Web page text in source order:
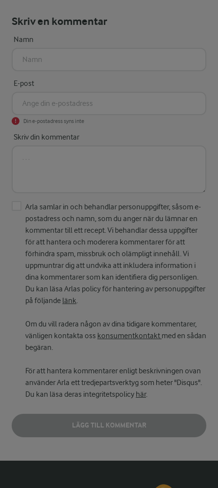
Skriv en kommentar
Namn
E-post
Din e-postadress syns inte
Skriv din kommentar
Arla samlar in och behandlar personuppgifter, såsom e-
postadress och namn, som du anger när du lämnar en
kommentar till ett recept. Vi behandlar dessa uppgifter
för att hantera och moderera kommentarer för att
förhindra spam, missbruk och olämpligt innehåll. Vi
uppmuntrar dig att undvika att inkludera information i
dina kommentarer som kan identifiera dig personligen.
Du kan läsa Arlas policy för hantering av personuppgifter
på följande länk.
Om du vill radera någon av dina tidigare kommentarer,
vänligen kontakta oss konsumentkontakt med en sådan
begäran.
För att hantera kommentarer enligt beskrivningen ovan
använder Arla ett tredjepartsverktyg som heter "Disqus".
Du kan läsa deras integritetspolicy här.
LÄGG TILL KOMMENTAR